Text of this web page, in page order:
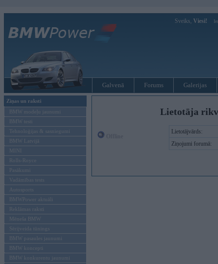
Sveiks, Viesi!
Galvenā Forums Galerijas
Ziņas un raksti
BMW modeļu jaunumi
BMW testi
Tehnoloģijas & sasniegumi
BMW Latvijā
MINI
Rolls-Royce
Pasākumi
Vadāmības tests
Autosports
BMWPower aktuāli
Reklāmas raksti
Mēneša BMW
Sērijveida tūnings
BMW pasaules jaunumi
BMW koncepti
BMW konkurentu jaunumi
Lietotāja
Lietotājvārds:
Ziņojumi forumā: